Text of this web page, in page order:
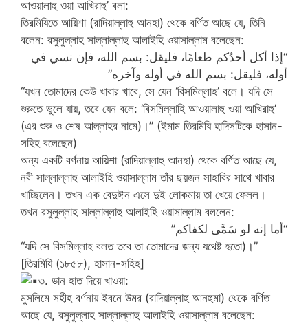
আওয়ালাহু ওয়া আখিরাহু’ বলা:
তিরমিযিতে আয়িশা (রাদিয়াল্লাহু আনহা) থেকে বর্ণিত আছে যে, তিনি
বলেন: রসুলুল্লাহ সাল্লাল্লাহু আলাইহি ওয়াসাল্লাম বলেছেন:
“إذا أكل أحدُكم طعامًا، فليقل: بسم الله، فإن نسي في
أوله، فليقل: بسم الله في أوله وآخره”
“যখন তোমাদের কেউ খাবার খাবে, সে যেন ‘বিসমিল্লাহ’ বলে। যদি সে
শুরুতে ভুলে যায়, তবে যেন বলে: ‘বিসমিল্লাহি আওয়ালাহু ওয়া আখিরাহু’
(এর শুরু ও শেষ আল্লাহর নামে)।” (ইমাম তিরমিযি হাদিসটিকে হাসান-
সহিহ বলেছেন)
অন্য একটি বর্ণনায় আয়িশা (রাদিয়াল্লাহু আনহা) থেকে বর্ণিত আছে যে,
নবী সাল্লাল্লাহু আলাইহি ওয়াসাল্লাম তাঁর ছয়জন সাহাবির সাথে খাবার
খাচ্ছিলেন। তখন এক বেদুঈন এসে দুই লোকমায় তা খেয়ে ফেলল।
তখন রসুলুল্লাহ সাল্লাল্লাহু আলাইহি ওয়াসাল্লাম বললেন:
“أما إنه لو سَمَّى لكفاكم”
“যদি সে বিসমিল্লাহ বলত তবে তা তোমাদের জন্য যথেষ্ট হতো)।”
[তিরমিযি (১৮৫৮), হাসান-সহিহ]
৩. ডান হাত দিয়ে খাওয়া:
মুসলিমে সহীহ বর্ণনায় ইবনে উমর (রাদিয়াল্লাহু আনহুমা) থেকে বর্ণিত
আছে যে, রসুলুল্লাহ সাল্লাল্লাহু আলাইহি ওয়াসাল্লাম বলেছেন: